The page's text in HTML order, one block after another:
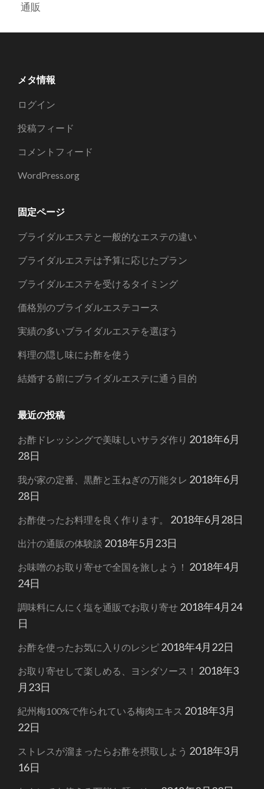
通販
メタ情報
ログイン
投稿フィード
コメントフィード
WordPress.org
固定ページ
ブライダルエステと一般的なエステの違い
ブライダルエステは予算に応じたプラン
ブライダルエステを受けるタイミング
価格別のブライダルエステコース
実績の多いブライダルエステを選ぼう
料理の隠し味にお酢を使う
結婚する前にブライダルエステに通う目的
最近の投稿
お酢ドレッシングで美味しいサラダ作り 2018年6月
28日
我が家の定番、黒酢と玉ねぎの万能タレ 2018年6月
28日
お酢使ったお料理を良く作ります。 2018年6月28日
出汁の通販の体験談 2018年5月23日
お味噌のお取り寄せで全国を旅しよう！ 2018年4月
24日
調味料にんにく塩を通販でお取り寄せ 2018年4月24
日
お酢を使ったお気に入りのレシピ 2018年4月22日
お取り寄せして楽しめる、ヨシダソース！ 2018年3
月23日
紀州梅100%で作られている梅肉エキス 2018年3月
22日
ストレスが溜まったらお酢を摂取しよう 2018年3月
16日